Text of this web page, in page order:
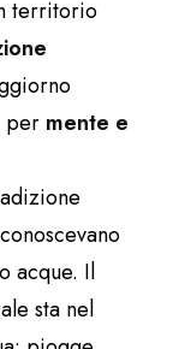
territorio
per mente e
acque. Il
sta nel